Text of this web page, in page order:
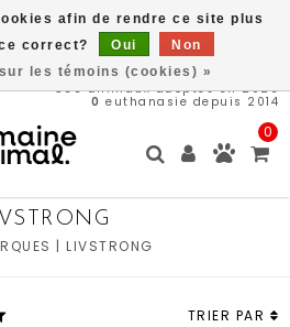
566animaux adoptés en 2026
0 euthanasie depuis 2014
0
| LIVSTRONG
TRIER PAR
afin de rendre ce site plus
correct?
Oui
Non
les témoins (cookies) »
à partir de 89$*